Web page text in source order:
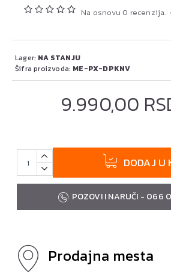
Na osnovu 0 recenzija.
9.990,00
Lager: NA STANJU
Šifra proizvoda: ME-PX-DPKNV
DODAJ U
POZOVI I NARUČI - 066
Prodajna mesta